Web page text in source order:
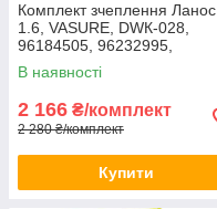
Комплект зчеплення Ланос
1.6, VASURE, DWК-028,
96184505, 96232995,
DWK028
В наявності
2 166 ₴/комплект
2 280 ₴/комплект
Купити